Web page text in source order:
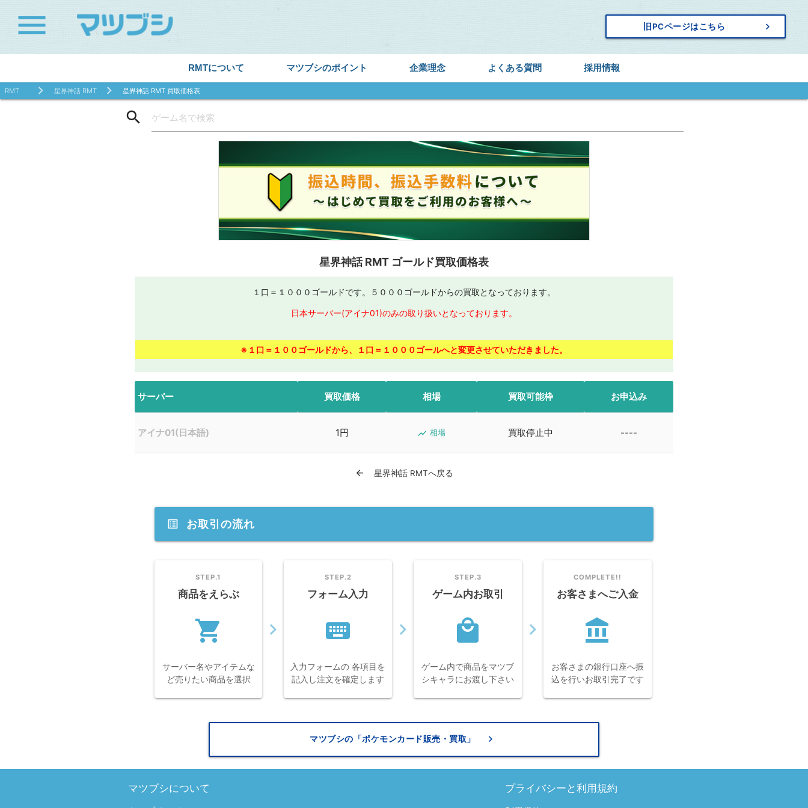
menu 旧PCページはこちら keyboard_arrow_right
RMTについて マツブシのポイント 企業理念 よくある質問 採用情報
RMT 星界神話 RMT 星界神話 RMT 買取価格表
search
星界神話 RMT ゴールド買取価格表
１口＝１０００ゴールドです。５０００ゴールドからの買取となっております。
日本サーバー(アイナ01)のみの取り扱いとなっております。
※１口＝１００ゴールドから、１口＝１０００ゴールへと変更させていただきました。
サーバー 買取価格 相場 買取可能枠 お申込み
アイナ01(日本語) 1円 show_chart 相場 買取停止中 ----
arrow_back 星界神話 RMTへ戻る
list_alt お取引の流れ
STEP.1
商品をえらぶ
shopping_cart
サーバー名やアイテムな
ど売りたい商品を選択
navigate_next
STEP.2
フォーム入力
keyboard
入力フォームの 各項目を
記入し注文を確定します
navigate_next
STEP.3
ゲーム内お取引
local_mall
ゲーム内で商品をマツブ
シキャラにお渡し下さい
navigate_next
COMPLETE!!
お客さまへご入金
account_balance
お客さまの銀行口座へ振
込を行いお取引完了です
マツブシの「ポケモンカード販売・買取」 keyboard_arrow_right
マツブシについて プライバシーと利用規約